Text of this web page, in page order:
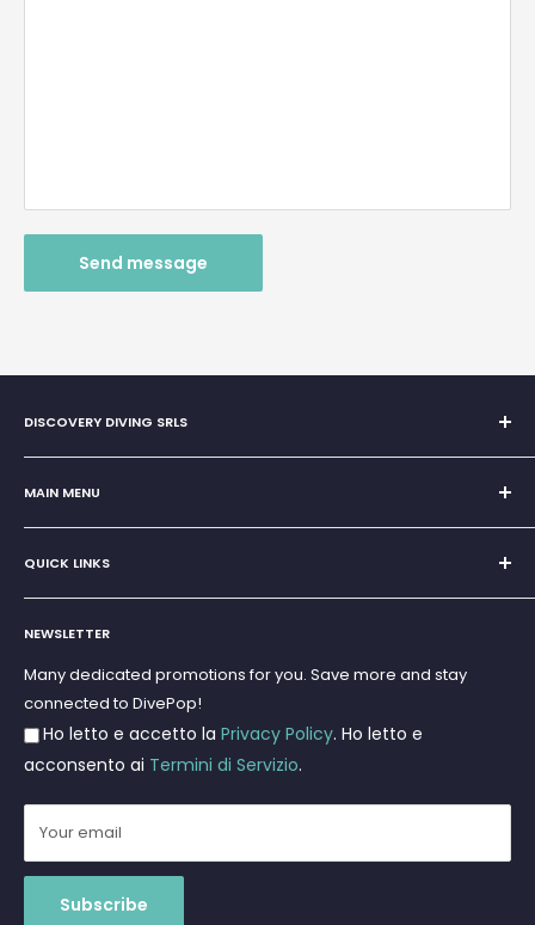
Send message
DISCOVERY DIVING SRLS
Sole Proprietorship of Giovanni Chiera di Vasco
San Teodoro, Marina di Puntaldia 07052
MAIN MENU
Home
Super Offer
Brands
Scuba diving
Freediving and Spearfishing
Gift Cards
QUICK LINKS
Search
Terms and Conditions
Privacy Policy
Returns and Refunds
Shipments
NEWSLETTER
Many dedicated promotions for you. Save more and stay
connected to DivePop!
Ho letto e accetto la Privacy Policy. Ho letto e
acconsento ai Termini di Servizio.
Your email
Subscribe